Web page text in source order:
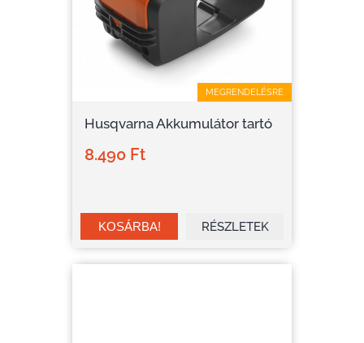
MEGRENDELÉSRE
Husqvarna Akkumulátor tartó
8.490 Ft
RÉSZLETEK